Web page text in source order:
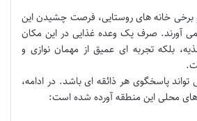
برخی خانه های روستایی، فرصت چشیدن این
می آورند. صرف یک وعده غذایی در این مکان
بلکه تجربه ای عمیق از مهمان نوازی و
پاسخگوی هر ذائقه ای باشد. در ادامه،
محلی این منطقه آورده شده است: